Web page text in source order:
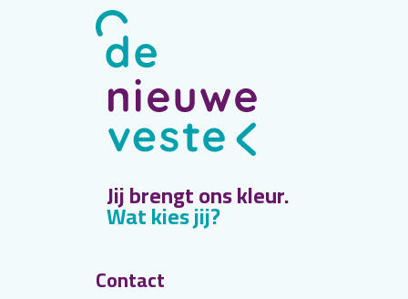
Jij brengt ons kleur.
Wat kies jij?
Contact